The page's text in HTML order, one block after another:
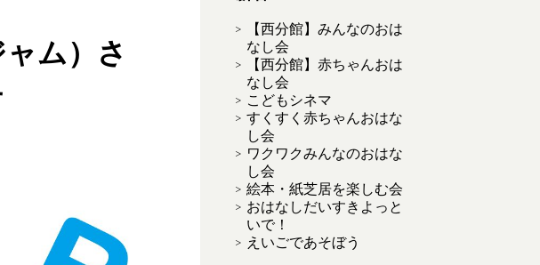
ム）さ
【西分館】みんなのおは
なし会
【西分館】赤ちゃんおは
なし会
こどもシネマ
すくすく赤ちゃんおはな
し会
ワクワクみんなのおはな
し会
絵本・紙芝居を楽しむ会
おはなしだいすきよっと
いで！
えいごであそぼう